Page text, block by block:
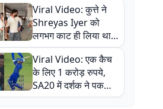
Video वायरल
Viral Video: कुत्ते ने
Shreyas Iyer को
लगभग काट ही लिया था,
न्यूजीलैंड सीरीज से पहले
बाल-बाल बचे
Viral Video: एक कैच
के लिए 1 करोड़ रुपये,
SA20 में दर्शक ने पकड़ा
एक हाथ से गजब का कैच